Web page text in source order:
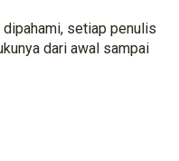
dipahami, setiap penulis
dari awal sampai